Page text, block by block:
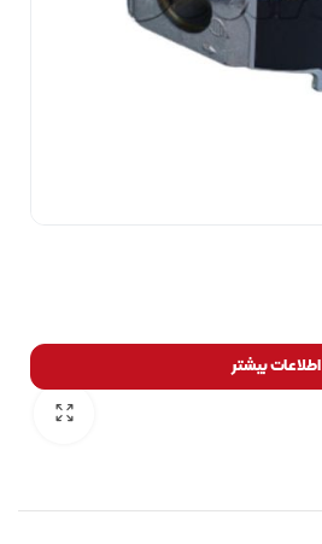
اطلاعات بیشتر